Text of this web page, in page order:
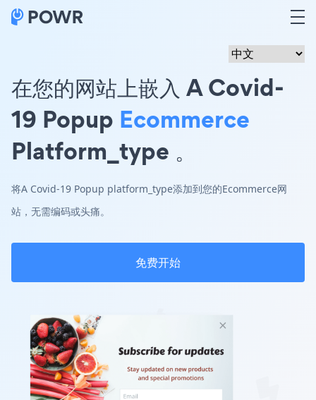
在您的网站上嵌入 A Covid-
19 Popup Ecommerce
Platform_type 。
将A Covid-19 Popup platform_type添加到您的Ecommerce网
站，无需编码或头痛。
免费开始